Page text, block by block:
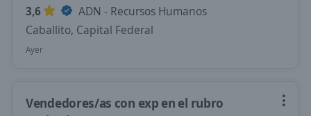
3,6
ADN - Recursos Humanos
Caballito, Capital Federal
Ayer
Vendedores/as con exp en el rubro